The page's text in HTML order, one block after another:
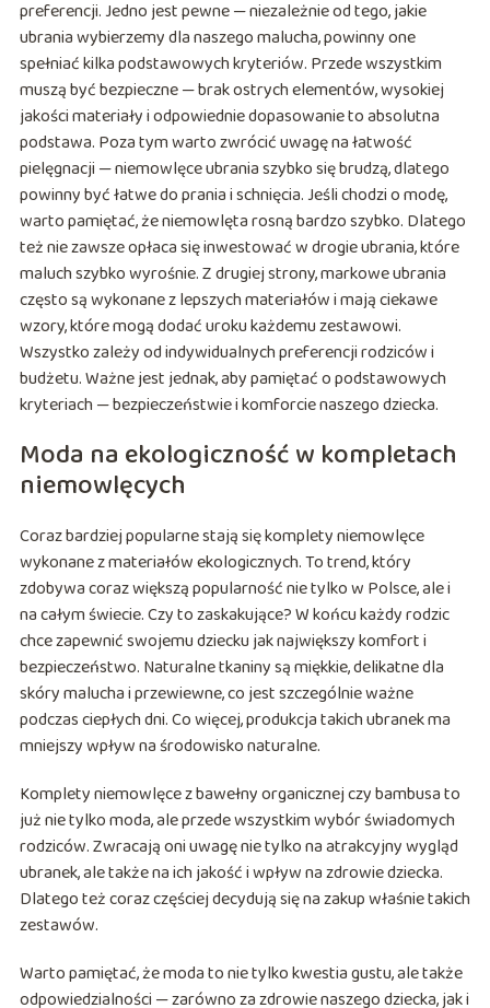
preferencji. Jedno jest pewne — niezależnie od tego, jakie
ubrania wybierzemy dla naszego malucha, powinny one
spełniać kilka podstawowych kryteriów. Przede wszystkim
muszą być bezpieczne — brak ostrych elementów, wysokiej
jakości materiały i odpowiednie dopasowanie to absolutna
podstawa. Poza tym warto zwrócić uwagę na łatwość
pielęgnacji — niemowlęce ubrania szybko się brudzą, dlatego
powinny być łatwe do prania i schnięcia. Jeśli chodzi o modę,
warto pamiętać, że niemowlęta rosną bardzo szybko. Dlatego
też nie zawsze opłaca się inwestować w drogie ubrania, które
maluch szybko wyrośnie. Z drugiej strony, markowe ubrania
często są wykonane z lepszych materiałów i mają ciekawe
wzory, które mogą dodać uroku każdemu zestawowi.
Wszystko zależy od indywidualnych preferencji rodziców i
budżetu. Ważne jest jednak, aby pamiętać o podstawowych
kryteriach — bezpieczeństwie i komforcie naszego dziecka.
Moda na ekologiczność w kompletach
niemowlęcych
Coraz bardziej popularne stają się komplety niemowlęce
wykonane z materiałów ekologicznych. To trend, który
zdobywa coraz większą popularność nie tylko w Polsce, ale i
na całym świecie. Czy to zaskakujące? W końcu każdy rodzic
chce zapewnić swojemu dziecku jak największy komfort i
bezpieczeństwo. Naturalne tkaniny są miękkie, delikatne dla
skóry malucha i przewiewne, co jest szczególnie ważne
podczas ciepłych dni. Co więcej, produkcja takich ubranek ma
mniejszy wpływ na środowisko naturalne.
Komplety niemowlęce z bawełny organicznej czy bambusa to
już nie tylko moda, ale przede wszystkim wybór świadomych
rodziców. Zwracają oni uwagę nie tylko na atrakcyjny wygląd
ubranek, ale także na ich jakość i wpływ na zdrowie dziecka.
Dlatego też coraz częściej decydują się na zakup właśnie takich
zestawów.
Warto pamiętać, że moda to nie tylko kwestia gustu, ale także
odpowiedzialności — zarówno za zdrowie naszego dziecka, jak i